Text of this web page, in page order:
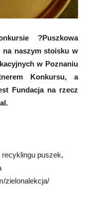
?Puszkowa
na naszym stoisku w
w Poznaniu
Konkursu, a
Fundacja na rzecz
puszek,
zielonalekcja/